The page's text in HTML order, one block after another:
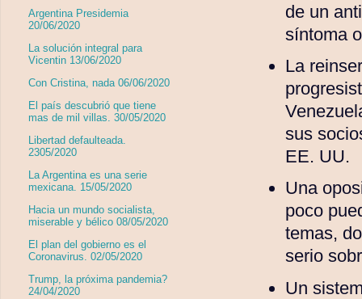
de un
síntoma
La
sus
EE. UU.
Una
poco
temas,
serio
Un
Argentina Presidemia
20/06/2020
La solución integral para
Vicentin 13/06/2020
Con Cristina, nada 06/06/2020
El país descubrió que tiene
mas de mil villas. 30/05/2020
Libertad defaulteada.
2305/2020
La Argentina es una serie
mexicana. 15/05/2020
Hacia un mundo socialista,
miserable y bélico 08/05/2020
El plan del gobierno es el
Coronavirus. 02/05/2020
Trump, la próxima pandemia?
24/04/2020